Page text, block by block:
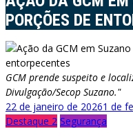
PORÇÕES DE
GCM prende suspeito e
Divulgação/Secop Suzano."
22 de janeiro de 20261 de
Destaque 2 Segurança